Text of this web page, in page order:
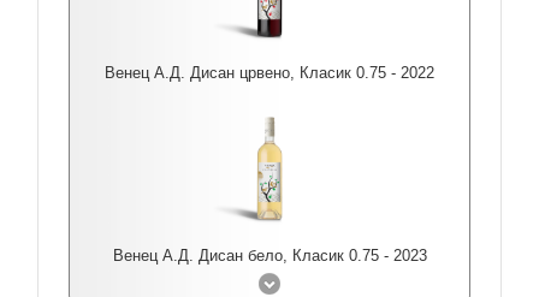
Венец А.Д. Дисан црвено, Класик 0.75 - 2022
Венец А.Д. Дисан бело, Класик 0.75 - 2023